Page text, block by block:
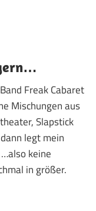
Freak Cabaret
Mischungen aus
Slapstick
legt mein
keine
in größer.